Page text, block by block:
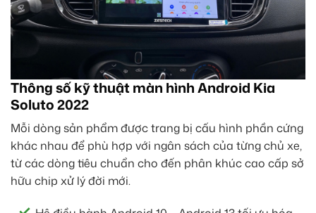
Thông số kỹ thuật màn hình Android Kia
Soluto 2022
Mỗi dòng sản phẩm được trang bị cấu hình phần cứng
khác nhau để phù hợp với ngân sách của từng chủ xe,
từ các dòng tiêu chuẩn cho đến phân khúc cao cấp sở
hữu chip xử lý đời mới.